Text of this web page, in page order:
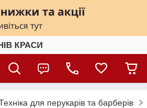
КРАСИ
для перукарів та барберів